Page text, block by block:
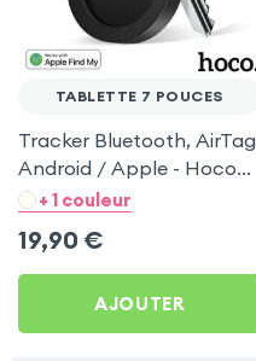
TABLETTE 7 POUCES
Tracker Bluetooth, AirTag
Android / Apple - Hoco
Noir pour Tablette 7
+ 1 couleur
19,90 €
AJOUTER